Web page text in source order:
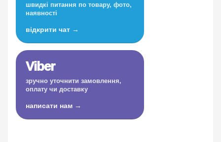
швидкі питання по товару, фото,
наявності
відкрити чат →
Viber
зручно уточнити замовлення,
оплату чи доставку
написати нам →